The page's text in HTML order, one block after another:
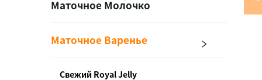
Маточное Молочко
Маточное Варенье
Свежий Royal Jelly